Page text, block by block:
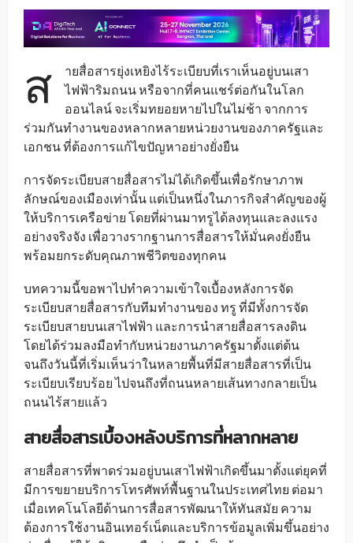
ส
ายสื่อสารยุ่งเหยิงไร้ระเบียบที่เราเห็นอยู่บนเสา
ไฟฟ้าริมถนน หรือจากที่คนแชร์ต่อกันในโลก
ออนไลน์ จะเริ่มทยอยหายไปในไม่ช้า จากการ
ร่วมกันทำงานของหลากหลายหน่วยงานของภาครัฐและ
เอกชน ที่ต้องการแก้ไขปัญหาอย่างยั่งยืน
การจัดระเบียบสายสื่อสารไม่ได้เกิดขึ้นเพื่อรักษาภาพ
ลักษณ์ของเมืองเท่านั้น แต่เป็นหนึ่งในภารกิจสำคัญของผู้
ให้บริการเครือข่าย โดยที่ผ่านมาทรูได้ลงทุนและลงแรง
อย่างจริงจัง เพื่อวางรากฐานการสื่อสารให้มั่นคงยั่งยืน
พร้อมยกระดับคุณภาพชีวิตของทุกคน
บทความนี้ขอพาไปทำความเข้าใจเบื้องหลังการจัด
ระเบียบสายสื่อสารกับทีมทำงานของ ทรู ที่มีทั้งการจัด
ระเบียบสายบนเสาไฟฟ้า และการนำสายสื่อสารลงดิน
โดยได้ร่วมลงมือทำกับหน่วยงานภาครัฐมาตั้งแต่ต้น
จนถึงวันนี้ที่เริ่มเห็นว่าในหลายพื้นที่มีสายสื่อสารที่เป็น
ระเบียบเรียบร้อย ไปจนถึงที่ถนนหลายเส้นทางกลายเป็น
ถนนไร้สายแล้ว
สายสื่อสารเบื้องหลังบริการที่หลากหลาย
สายสื่อสารที่พาดร่วมอยู่บนเสาไฟฟ้าเกิดขึ้นมาตั้งแต่ยุคที่
มีการขยายบริการโทรศัพท์พื้นฐานในประเทศไทย ต่อมา
เมื่อเทคโนโลยีด้านการสื่อสารพัฒนาให้ทันสมัย ความ
ต้องการใช้งานอินเทอร์เน็ตและบริการข้อมูลเพิ่มขึ้นอย่าง